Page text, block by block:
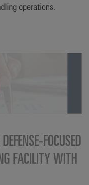
operations.
FACILITY WITH